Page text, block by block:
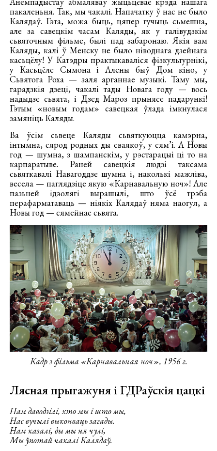
пакаленьня. Так, мы чакалі. Напачатку ў нас не было
Калядаў. Гэта, можа быць, цяпер гучыць сьмешна,
але за савецкім часам Каляды, як у галівудзкім
сьвяточным фільме, былі пад забаронаю. Якія вам
Каляды, калі ў Менску не было ніводнага дзейнага
касьцёлу! У Катэдры практыкаваліся фізкультурнікі,
у Касьцёле Сымона і Алены быў Дом кіно, у
Сьвятога Роха — заля арганнае музыкі. Таму мы,
гарадзкія дзеці, чакалі тады Новага году — вось
надыдзе сьвята, і Дзед Мароз прынясе падарункі!
Гэтым «новым годам» савецкая ўлада імкнулася
замяніць Каляды.
Ва ўсім сьвеце Каляды сьвяткуюцца камэрна,
інтымна, сярод родных ды сваякоў, у сям’і. А Новы
год — шумна, з шампанскім, у рэстарацыі ці то на
карпаратыве. Раней савецкія людзі таксама
сьвяткавалі Навагоддзе шумна і, наколькі мажліва,
весела — паглядзіце якую «Карнавальную ноч»! Але
пазьней ідэолягі вырашылі, што ўсё трэба
перафарматаваць — ніякіх Калядаў няма наогул, а
Новы год — сямейнае сьвята.
Кадр з фільма «Карнавальная ноч», 1956 г.
Лясная прыгажуня і ГДРаўскія цацкі
Нам даводзілі, хто мы і што мы,
Нас вучылі выконваць загады.
Нам казалі, ды мы ня чулі,
Мы ўпотай чакалі Калядаў.